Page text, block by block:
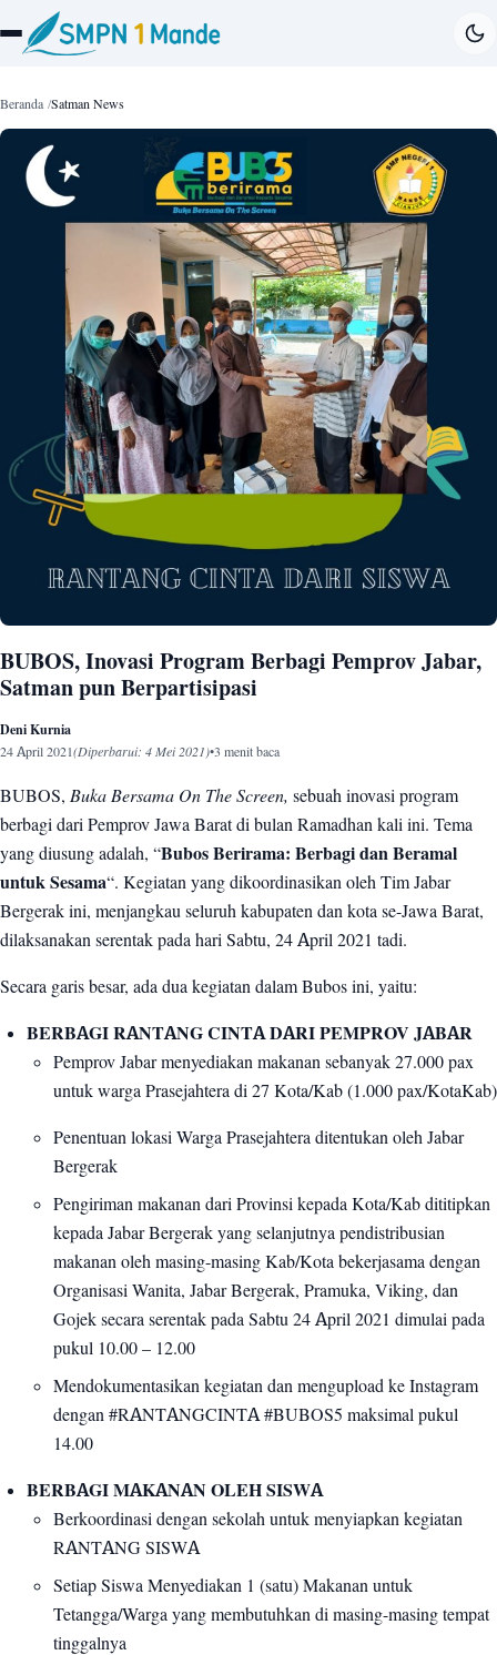
Beranda Satman News
BUBOS, Inovasi Program Berbagi Pemprov Jabar,
Satman pun Berpartisipasi
Deni Kurnia
24 April 2021(Diperbarui: 4 Mei 2021)•3 menit baca
BUBOS, Buka Bersama On The Screen, sebuah inovasi program
berbagi dari Pemprov Jawa Barat di bulan Ramadhan kali ini. Tema
yang diusung adalah, “Bubos Berirama: Berbagi dan Beramal
untuk Sesama“. Kegiatan yang dikoordinasikan oleh Tim Jabar
Bergerak ini, menjangkau seluruh kabupaten dan kota se-Jawa Barat,
dilaksanakan serentak pada hari Sabtu, 24 April 2021 tadi.
Secara garis besar, ada dua kegiatan dalam Bubos ini, yaitu:
BERBAGI RANTANG CINTA DARI PEMPROV JABAR
Pemprov Jabar menyediakan makanan sebanyak 27.000 pax
untuk warga Prasejahtera di 27 Kota/Kab (1.000 pax/KotaKab)
Penentuan lokasi Warga Prasejahtera ditentukan oleh Jabar
Bergerak
Pengiriman makanan dari Provinsi kepada Kota/Kab dititipkan
kepada Jabar Bergerak yang selanjutnya pendistribusian
makanan oleh masing-masing Kab/Kota bekerjasama dengan
Organisasi Wanita, Jabar Bergerak, Pramuka, Viking, dan
Gojek secara serentak pada Sabtu 24 April 2021 dimulai pada
pukul 10.00 – 12.00
Mendokumentasikan kegiatan dan mengupload ke Instagram
dengan #RANTANGCINTA #BUBOS5 maksimal pukul
14.00
BERBAGI MAKANAN OLEH SISWA
Berkoordinasi dengan sekolah untuk menyiapkan kegiatan
RANTANG SISWA
Setiap Siswa Menyediakan 1 (satu) Makanan untuk
Tetangga/Warga yang membutuhkan di masing-masing tempat
tinggalnya